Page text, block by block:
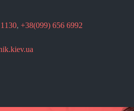
, +38(099) 656 6992